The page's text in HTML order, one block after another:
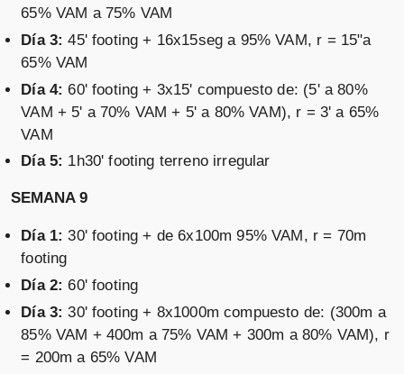
65% VAM a 75% VAM
Día 3: 45' footing + 16x15seg a 95% VAM, r = 15"a
65% VAM
Día 4: 60' footing + 3x15' compuesto de: (5' a 80%
VAM + 5' a 70% VAM + 5' a 80% VAM), r = 3' a 65%
VAM
Día 5: 1h30' footing terreno irregular
SEMANA 9
Día 1: 30' footing + de 6x100m 95% VAM, r = 70m
footing
Día 2: 60' footing
Día 3: 30' footing + 8x1000m compuesto de: (300m a
85% VAM + 400m a 75% VAM + 300m a 80% VAM), r
= 200m a 65% VAM